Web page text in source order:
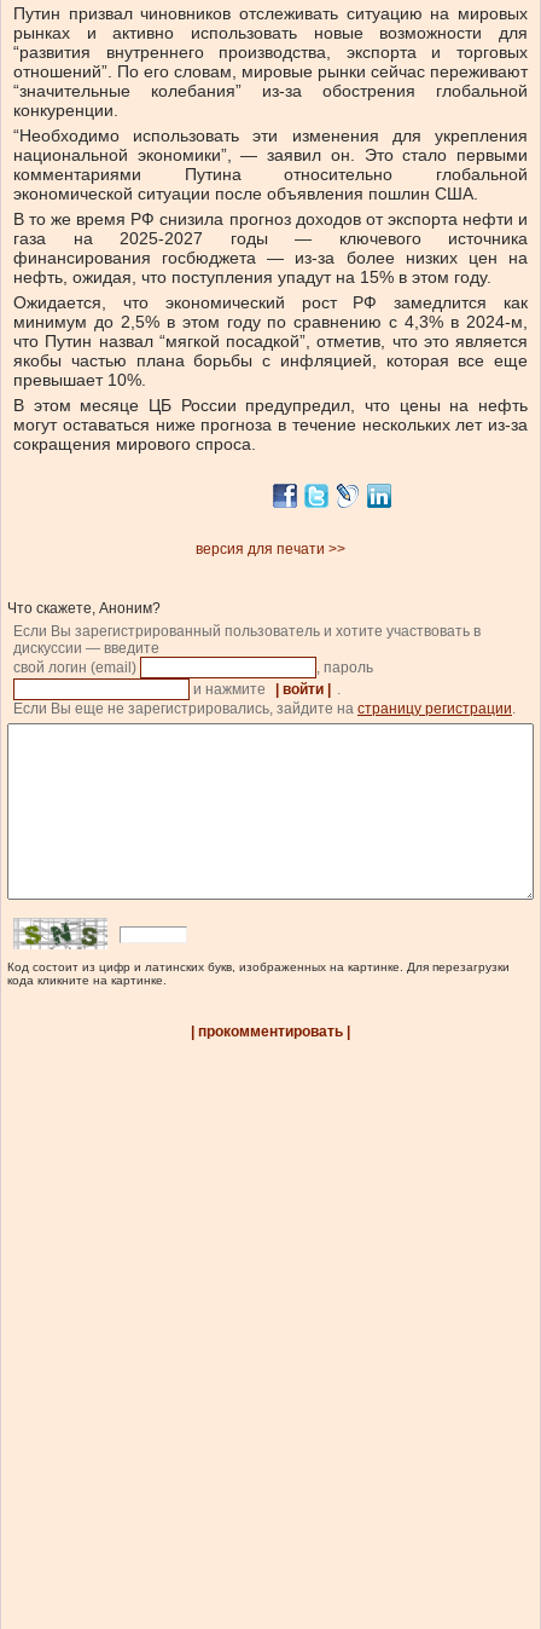
Путин призвал чиновников отслеживать ситуацию на мировых
рынках и активно использовать новые возможности для
“развития внутреннего производства, экспорта и торговых
отношений”. По его словам, мировые рынки сейчас переживают
“значительные колебания” из-за обострения глобальной
конкуренции.
“Необходимо использовать эти изменения для укрепления
национальной экономики”, — заявил он. Это стало первыми
комментариями Путина относительно глобальной
экономической ситуации после объявления пошлин США.
В то же время РФ снизила прогноз доходов от экспорта нефти и
газа на 2025-2027 годы — ключевого источника
финансирования госбюджета — из-за более низких цен на
нефть, ожидая, что поступления упадут на 15% в этом году.
Ожидается, что экономический рост РФ замедлится как
минимум до 2,5% в этом году по сравнению с 4,3% в 2024-м,
что Путин назвал “мягкой посадкой”, отметив, что это является
якобы частью плана борьбы с инфляцией, которая все еще
превышает 10%.
В этом месяце ЦБ России предупредил, что цены на нефть
могут оставаться ниже прогноза в течение нескольких лет из-за
сокращения мирового спроса.
версия для печати >>
Что скажете, Аноним?
Если Вы зарегистрированный пользователь и хотите участвовать в
дискуссии — введите
свой логин (email)
, пароль
и нажмите
| войти |
.
Если Вы еще не зарегистрировались, зайдите на страницу регистрации.
Код состоит из цифр и латинских букв, изображенных на картинке. Для перезагрузки
кода кликните на картинке.
| прокомментировать |